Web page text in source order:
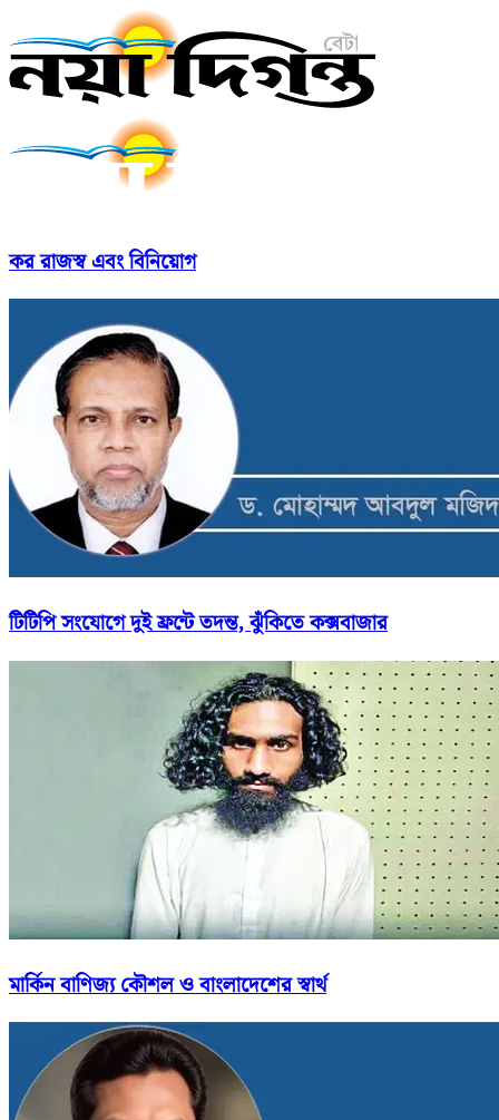
কর রাজস্ব এবং বিনিয়োগ
টিটিপি সংযোগে দুই ফ্রন্টে তদন্ত, ঝুঁকিতে কক্সবাজার
মার্কিন বাণিজ্য কৌশল ও বাংলাদেশের স্বার্থ